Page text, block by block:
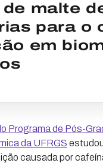
malte
para o
em
Programa de Pós-
da UFRGS
causada por